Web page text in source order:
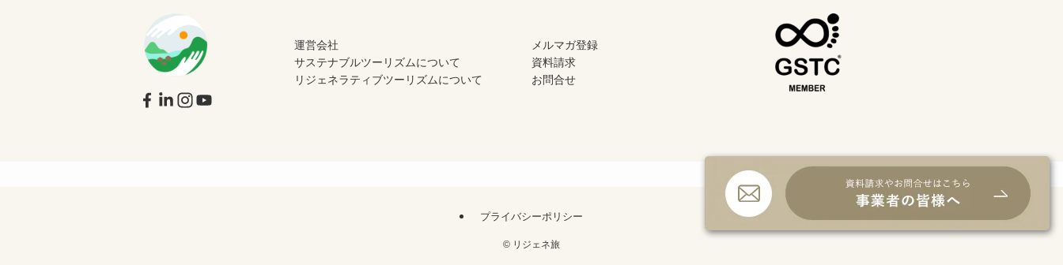
運営会社
サステナブルツーリズムについて
リジェネラティブツーリズムについて
メルマガ登録
資料請求
お問合せ
プライバシーポリシー
© リジェネ旅